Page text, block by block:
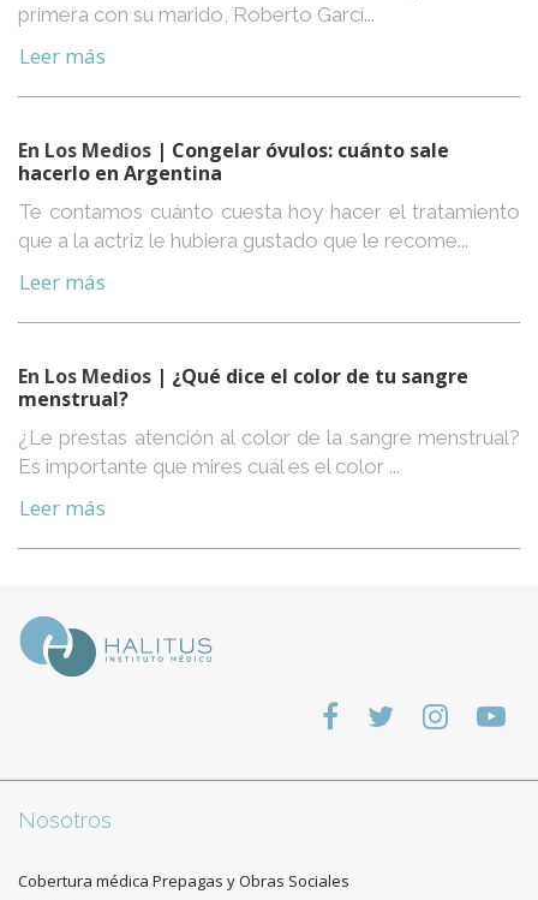
primera con su marido, Roberto Garcí...
Leer más
En Los Medios | Congelar óvulos: cuánto sale
hacerlo en Argentina
Te contamos cuánto cuesta hoy hacer el tratamiento
que a la actriz le hubiera gustado que le recome...
Leer más
En Los Medios | ¿Qué dice el color de tu sangre
menstrual?
¿Le prestas atención al color de la sangre menstrual?
Es importante que mires cuál es el color ...
Leer más
Nosotros
Cobertura médica Prepagas y Obras Sociales